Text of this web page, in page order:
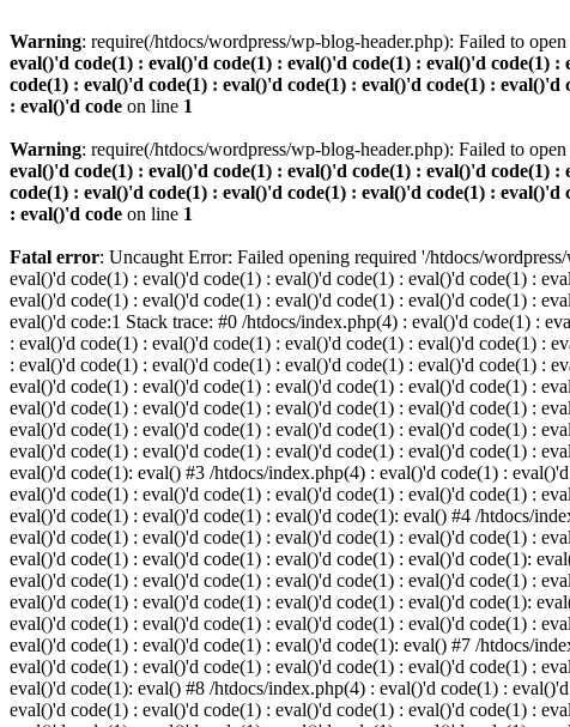
Warning: require(/htdocs/wordpress/wp-blog-header.php): Failed to
eval()'d code(1) : eval()'d code(1) : eval()'d code(1) : eval()'d code(1)
code(1) : eval()'d code(1) : eval()'d code(1) : eval()'d code(1) :
: eval()'d code on line 1
Warning: require(/htdocs/wordpress/wp-blog-header.php): Failed to
eval()'d code(1) : eval()'d code(1) : eval()'d code(1) : eval()'d code(1)
code(1) : eval()'d code(1) : eval()'d code(1) : eval()'d code(1) :
: eval()'d code on line 1
Fatal error: Uncaught Error: Failed opening required '/htdocs/
eval()'d code(1) : eval()'d code(1) : eval()'d code(1) : eval()'d code(1) :
eval()'d code(1) : eval()'d code(1) : eval()'d code(1) : eval()'d code(1) :
eval()'d code:1 Stack trace: #0 /htdocs/index.php(4) : eval()'d code(1) :
: eval()'d code(1) : eval()'d code(1) : eval()'d code(1) : eval()'d code(1) :
: eval()'d code(1) : eval()'d code(1) : eval()'d code(1) : eval()'d code(1) :
eval()'d code(1) : eval()'d code(1) : eval()'d code(1) : eval()'d code(1) :
eval()'d code(1) : eval()'d code(1) : eval()'d code(1) : eval()'d code(1) :
eval()'d code(1) : eval()'d code(1) : eval()'d code(1) : eval()'d code(1) :
eval()'d code(1) : eval()'d code(1) : eval()'d code(1) : eval()'d code(1) :
eval()'d code(1): eval() #3 /htdocs/index.php(4) : eval()'d code(1) :
eval()'d code(1) : eval()'d code(1) : eval()'d code(1) : eval()'d code(1) :
eval()'d code(1) : eval()'d code(1) : eval()'d code(1): eval() #4 /htdocs/
eval()'d code(1) : eval()'d code(1) : eval()'d code(1) : eval()'d code(1) :
eval()'d code(1) : eval()'d code(1) : eval()'d code(1) : eval()'d code(1):
eval()'d code(1) : eval()'d code(1) : eval()'d code(1) : eval()'d code(1) :
eval()'d code(1) : eval()'d code(1) : eval()'d code(1) : eval()'d code(1):
eval()'d code(1) : eval()'d code(1) : eval()'d code(1) : eval()'d code(1) :
eval()'d code(1) : eval()'d code(1) : eval()'d code(1): eval() #7 /htdocs/
eval()'d code(1) : eval()'d code(1) : eval()'d code(1) : eval()'d code(1) :
eval()'d code(1): eval() #8 /htdocs/index.php(4) : eval()'d code(1) :
eval()'d code(1) : eval()'d code(1) : eval()'d code(1) : eval()'d code(1) :